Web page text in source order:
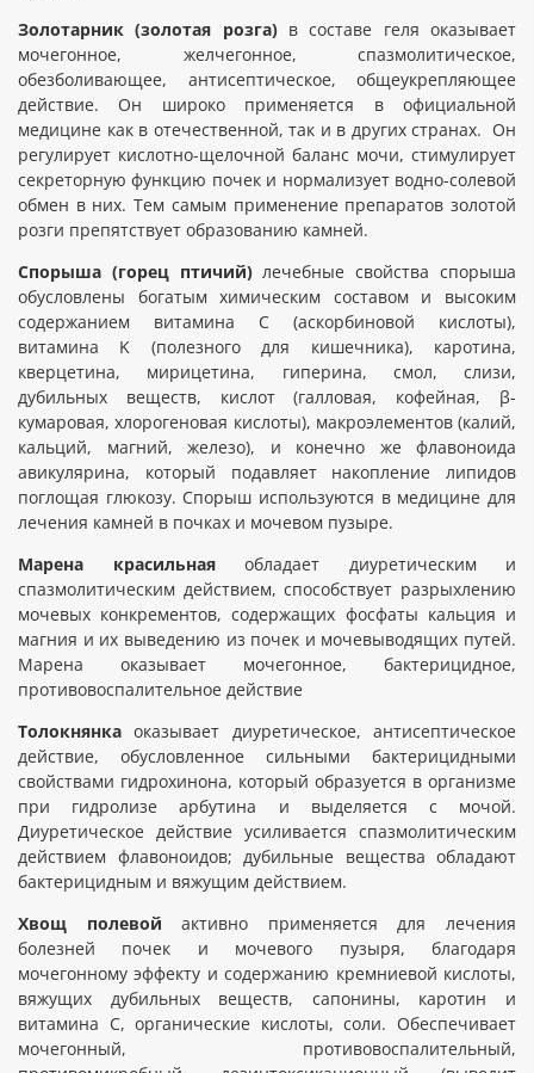
Золотарник (золотая розга) в составе геля оказывает
мочегонное, желчегонное, спазмолитическое,
обезболивающее, антисептическое, общеукрепляющее
действие. Он широко применяется в официальной
медицине как в отечественной, так и в других странах. Он
регулирует кислотно-щелочной баланс мочи, стимулирует
секреторную функцию почек и нормализует водно-солевой
обмен в них. Тем самым применение препаратов золотой
розги препятствует образованию камней.
Спорыша (горец птичий)лечебные свойства спорыша
обусловлены богатым химическим составом и высоким
содержанием витамина C (аскорбиновой кислоты),
витамина K (полезного для кишечника), каротина,
кверцетина, мирицетина, гиперина, смол, слизи,
дубильных веществ, кислот (галловая, кофейная, β-
кумаровая, хлорогеновая кислоты), макроэлементов (калий,
кальций, магний, железо), и конечно же флавоноида
авикулярина, который подавляет накопление липидов
поглощая глюкозу. Спорыш используются в медицине для
лечения камней в почках и мочевом пузыре.
Марена красильнаяобладает диуретическим и
спазмолитическим действием, способствует разрыхлению
мочевых конкрементов, содержащих фосфаты кальция и
магния и их выведению из почек и мочевыводящих путей.
Марена оказывает мочегонное, бактерицидное,
противовоспалительное действие
Толокнянка оказывает диуретическое, антисептическое
действие, обусловленное сильными бактерицидными
свойствами гидрохинона, который образуется в организме
при гидролизе арбутина и выделяется с мочой.
Диуретическое действие усиливается спазмолитическим
действием флавоноидов; дубильные вещества обладают
бактерицидным и вяжущим действием.
Хвощ полевой активно применяется для лечения
болезней почек и мочевого пузыря, благодаря
мочегонному эффекту и содержанию кремниевой кислоты,
вяжущих дубильных веществ, сапонины, каротин и
витамина C, органические кислоты, соли. Обеспечивает
мочегонный, противовоспалительный,